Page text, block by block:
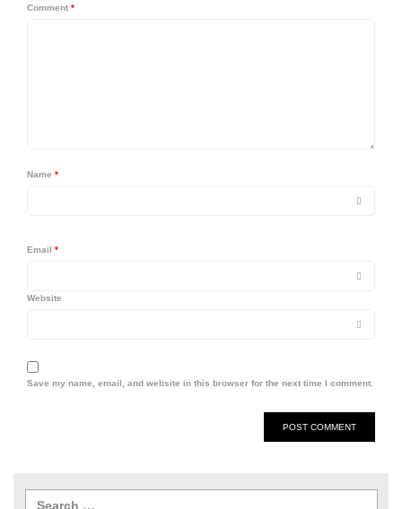
Comment *
Name *
Email *
Website
Save my name, email, and website in this browser for the next time I comment.